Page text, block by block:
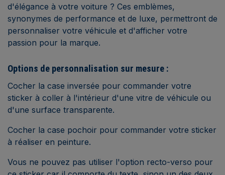
d'élégance à votre voiture ? Ces emblèmes,
synonymes de performance et de luxe, permettront de
personnaliser votre véhicule et d'afficher votre
passion pour la marque.
Options de personnalisation sur mesure :
Cocher la case inversée pour commander votre
sticker à coller à l'intérieur d'une vitre de véhicule ou
d'une surface transparente.
Cocher la case pochoir pour commander votre sticker
à réaliser en peinture.
Vous ne pouvez pas utiliser l'option recto-verso pour